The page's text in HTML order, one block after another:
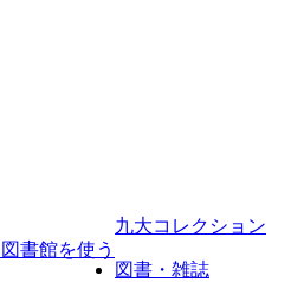
図書館を使う
九大コレクション
図書・雑誌